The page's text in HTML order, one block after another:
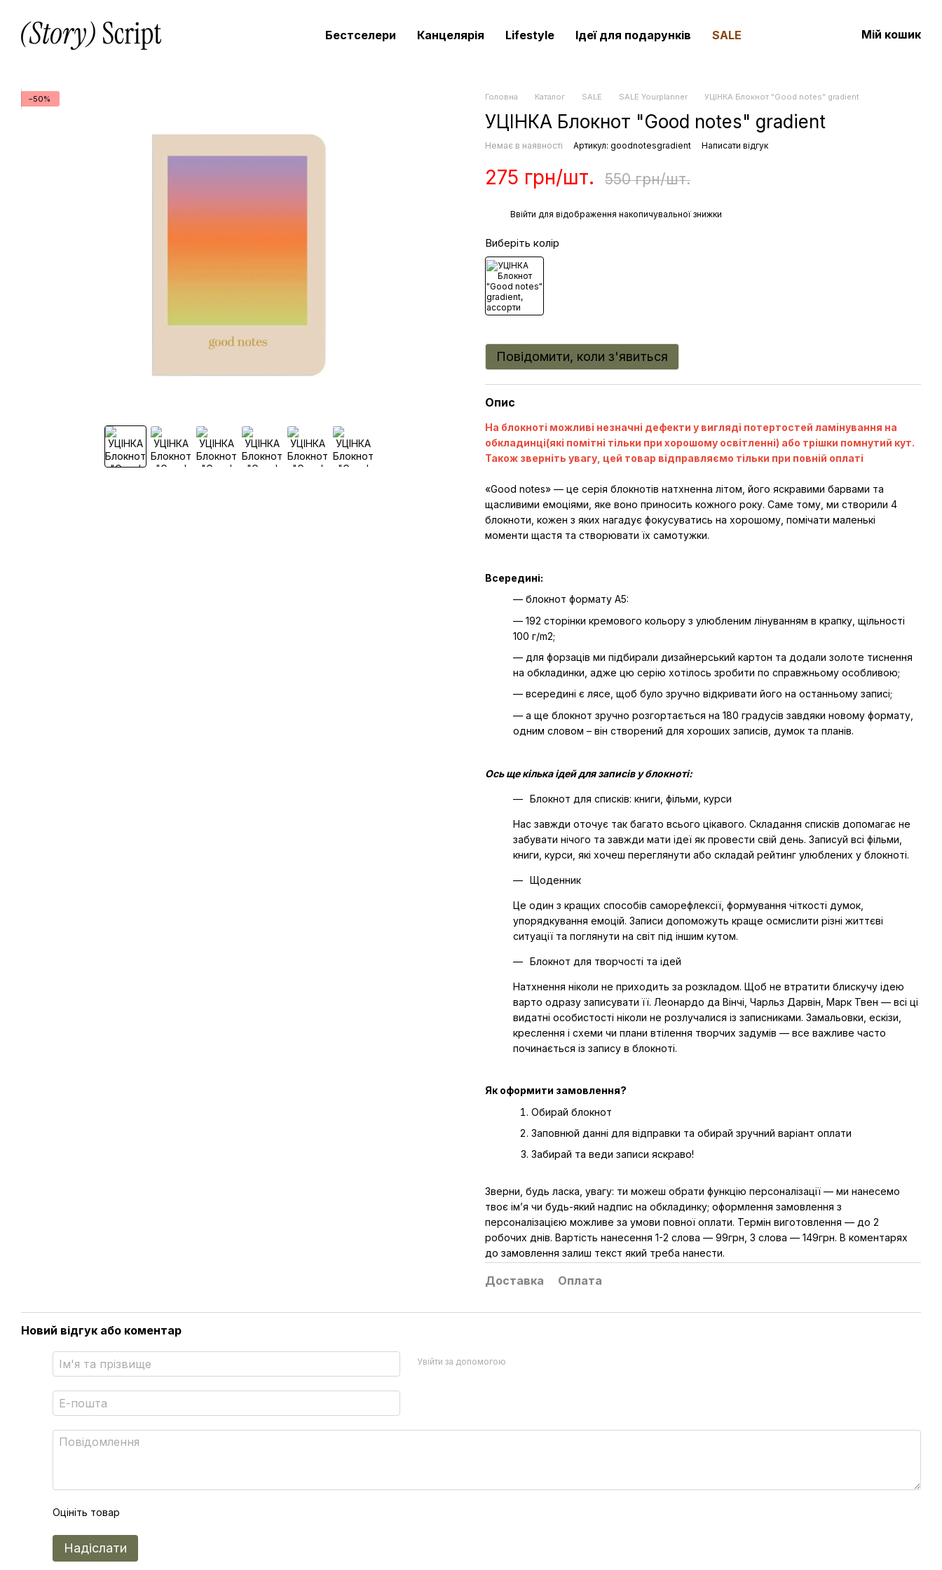
Бестселери Канцелярія Lifestyle Ідеї для подарунків SALE Мій кошик
−50% Головна Каталог SALE SALE Yourplanner УЦІНКА Блокнот "Good notes" gradient
УЦІНКА Блокнот "Good notes" gradient
Немає в наявності Артикул: goodnotesgradient Написати відгук
275 грн/шт. 550 грн/шт.
Ввійти для відображення накопичувальної знижки
Виберіть колір
Повідомити, коли з'явиться
Опис
На блокноті можливі незначні дефекти у вигляді потертостей ламінування на
обкладинці(які помітні тільки при хорошому освітленні) або трішки помнутий кут.
Також зверніть увагу, цей товар відправляємо тільки при повній оплаті
«Good notes» — це серія блокнотів натхненна літом, його яскравими барвами та
щасливими емоціями, яке воно приносить кожного року. Саме тому, ми створили 4
блокноти, кожен з яких нагадує фокусуватись на хорошому, помічати маленькі
моменти щастя та створювати їх самотужки.
Всередині:
— блокнот формату A5:
— 192 сторінки кремового кольору з улюбленим лінуванням в крапку, щільності
100 г/m2;
— для форзаців ми підбирали дизайнерський картон та додали золоте тиснення
на обкладинки, адже цю серію хотілось зробити по справжньому особливою;
— всередині є лясе, щоб було зручно відкривати його на останньому записі;
— а ще блокнот зручно розгортається на 180 градусів завдяки новому формату,
одним словом – він створений для хороших записів, думок та планів.
Ось ще кілька ідей для записів у блокноті:
Блокнот для списків: книги, фільми, курси
Нас завжди оточує так багато всього цікавого. Складання списків допомагає не
забувати нічого та завжди мати ідеї як провести свій день. Записуй всі фільми,
книги, курси, які хочеш переглянути або складай рейтинг улюблених у блокноті.
Щоденник
Це один з кращих способів саморефлексії, формування чіткості думок,
упорядкування емоцій. Записи допоможуть краще осмислити різні життєві
ситуації та поглянути на світ під іншим кутом.
Блокнот для творчості та ідей
Натхнення ніколи не приходить за розкладом. Щоб не втратити блискучу ідею
варто одразу записувати її. Леонардо да Вінчі, Чарльз Дарвін, Марк Твен — всі ці
видатні особистості ніколи не розлучалися із записниками. Замальовки, ескізи,
креслення і схеми чи плани втілення творчих задумів — все важливе часто
починається із запису в блокноті.
Як оформити замовлення?
Обирай блокнот
Заповнюй данні для відправки та обирай зручний варіант оплати
Забирай та веди записи яскраво!
Зверни, будь ласка, увагу: ти можеш обрати функцію персоналізації — ми нанесемо
твоє ім’я чи будь-який надпис на обкладинку; оформлення замовлення з
персоналізацією можливе за умови повної оплати. Термін виготовлення — до 2
робочих днів. Вартість нанесення 1-2 слова — 99грн, 3 слова — 149грн. В коментарях
до замовлення залиш текст який треба нанести.
Доставка Оплата
Новий відгук або коментар
Увійти за допомогою
Оцініть товар
Надіслати